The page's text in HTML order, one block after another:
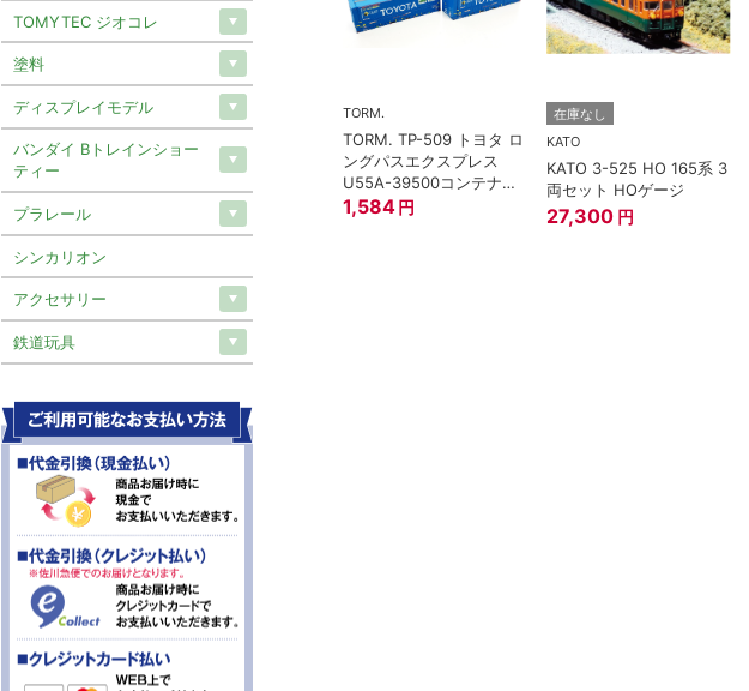
ックス)
97949 特企
貨車 ＪＲ東日
プ 8両セット
円
TORM.
TORM. TP-509 トヨタ ロ
ングパスエクスプレス
U55A-39500コンテナ②
2個入
1,584 円
在庫なし
KATO
KATO 3-525 HO 165系 3
両セット HOゲージ
27,300 円
TOMYTEC ジオコレ
塗料
ディスプレイモデル
バンダイ Bトレインショー
ティー
プラレール
シンカリオン
アクセサリー
鉄道玩具